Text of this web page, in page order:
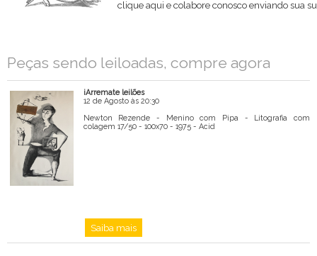
clique aqui e colabore conosco enviando sua
Mensagem
Peças sendo leiloadas, compre agora
iArremate leilões
12 de Agosto às 20:30
Newton Rezende - Menino com Pipa - Litografia com
colagem 17/50 - 100x70 - 1975 - Acid
Saiba mais